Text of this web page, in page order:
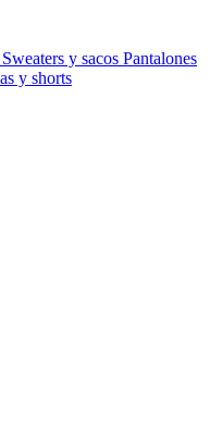
Sweaters y sacos Pantalones
y shorts